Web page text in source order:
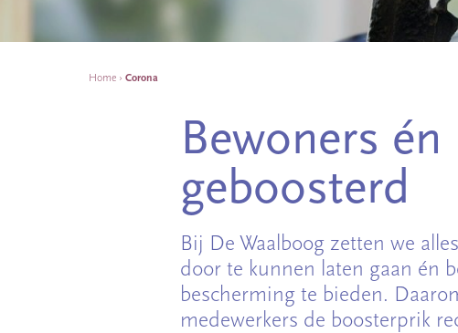
Home › Corona
Bewoners
geboosterd
Bij De Waalboog zetten we
door te kunnen laten gaan én
bescherming te bieden.
medewerkers de boosterprik